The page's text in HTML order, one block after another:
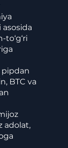
pipdan
BTC va
adolat,